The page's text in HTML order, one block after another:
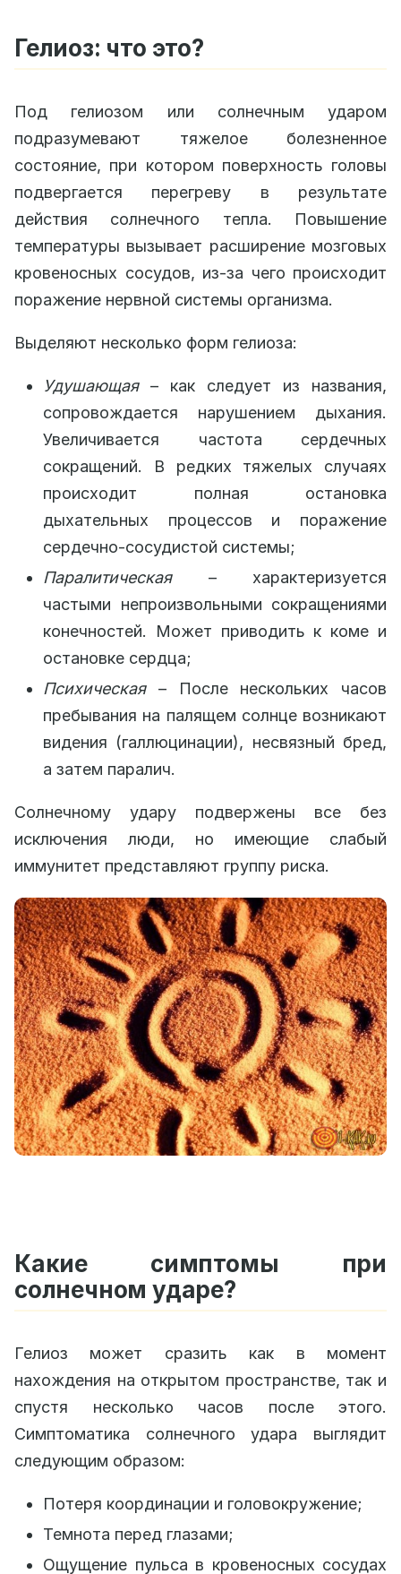
Гелиоз: что это?
Под гелиозом или солнечным ударом
подразумевают тяжелое болезненное
состояние, при котором поверхность головы
подвергается перегреву в результате
действия солнечного тепла. Повышение
температуры вызывает расширение мозговых
кровеносных сосудов, из-за чего происходит
поражение нервной системы организма.
Выделяют несколько форм гелиоза:
Удушающая– как следует из названия,
сопровождается нарушением дыхания.
Увеличивается частота сердечных
сокращений. В редких тяжелых случаях
происходит полная остановка
дыхательных процессов и поражение
сердечно-сосудистой системы;
Паралитическая– характеризуется
частыми непроизвольными сокращениями
конечностей. Может приводить к коме и
остановке сердца;
Психическая– После нескольких часов
пребывания на палящем солнце возникают
видения (галлюцинации), несвязный бред,
а затем паралич.
Солнечному удару подвержены все без
исключения люди, но имеющие слабый
иммунитет представляют группу риска.
Какие симптомы при
солнечном ударе?
Гелиоз может сразить как в момент
нахождения на открытом пространстве, так и
спустя несколько часов после этого.
Симптоматика солнечного удара выглядит
следующим образом:
Потеря координации и головокружение;
Темнота перед глазами;
Ощущение пульса в кровеносных сосудах